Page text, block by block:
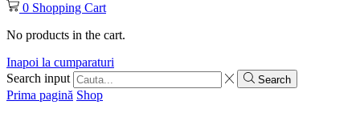
0 Shopping Cart
No products in the cart.
Inapoi la cumparaturi
Search input
Search
Prima pagină Shop